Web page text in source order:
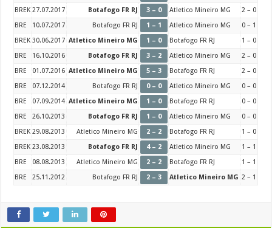
BREK 27.07.2017 Botafogo FR RJ 3 – 0 Atletico Mineiro MG
2 – 0
BRE
10.07.2017 Botafogo FR RJ 1 – 1 Atletico Mineiro MG
0 – 1
BREK 30.06.2017 Atletico Mineiro MG 1 – 0 Botafogo FR RJ
1 – 0
BRE
16.10.2016 Botafogo FR RJ 3 – 2 Atletico Mineiro MG
2 – 0
BRE
01.07.2016 Atletico Mineiro MG 5 – 3 Botafogo FR RJ
2 – 0
BRE
07.12.2014 Botafogo FR RJ 0 – 0 Atletico Mineiro MG
0 – 0
BRE
07.09.2014 Atletico Mineiro MG 1 – 0 Botafogo FR RJ
0 – 0
BRE
26.10.2013 Botafogo FR RJ 1 – 0 Atletico Mineiro MG
0 – 0
BREK 29.08.2013 Atletico Mineiro MG 2 – 2 Botafogo FR RJ
1 – 0
BREK 23.08.2013 Botafogo FR RJ 4 – 2 Atletico Mineiro MG
1 – 1
BRE
08.08.2013 Atletico Mineiro MG 2 – 2 Botafogo FR RJ
1 – 1
BRE
25.11.2012 Botafogo FR RJ 2 – 3 Atletico Mineiro MG 2 – 1